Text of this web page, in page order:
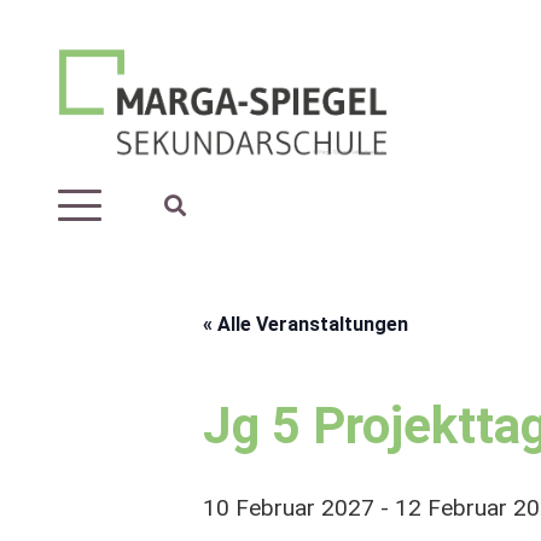
« Alle Veranstaltungen
Jg 5
10 Februar 2027 - 12 Februar